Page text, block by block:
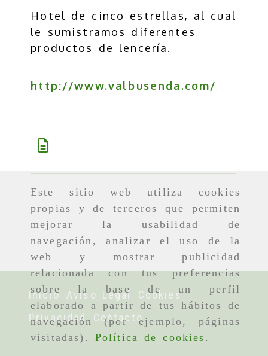
Este sitio web utiliza cookies
propias y de terceros que permiten
mejorar la usabilidad de
navegación, analizar el uso de la
web y mostrar publicidad
relacionada con tus preferencias
sobre la base de un perfil
elaborado a partir de tus hábitos de
navegación (por ejemplo, páginas
visitadas). Política de cookies .
Hotel de cinco estrellas, al cual
le sumistramos diferentes
productos de lencería.
http://www.valbusenda.com/
Inicio Aviso Legal
Cookies
Privacidad Contacto